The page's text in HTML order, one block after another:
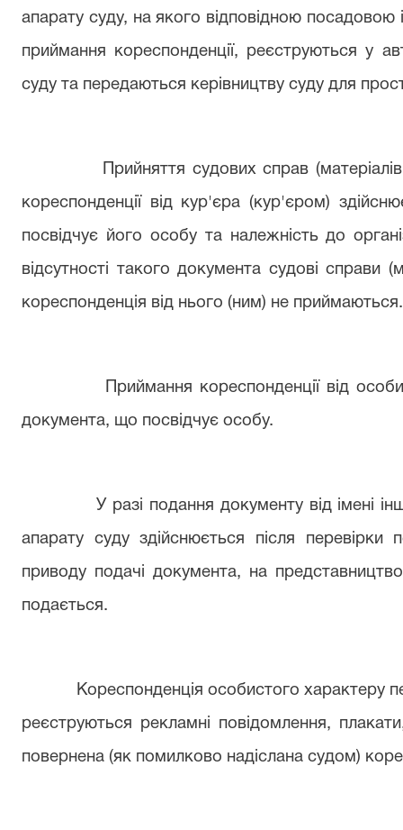
апарату суду, на якого відповідною
приймання кореспонденції, реєструються у
суду та передаються керівництву суду для
Прийняття судових справ (матеріалів
кореспонденції від кур'єра (кур'єром)
посвідчує його особу та належність до
відсутності такого документа судові справи
кореспонденція від нього (ним) не приймаються.
Приймання кореспонденції від особи
документа, що посвідчує особу.
У разі подання документу від імені
апарату суду здійснюється після
приводу подачі документа, на
подається.
Кореспонденція особистого характеру
реєструються рекламні повідомлення,
повернена (як помилково надіслана судом)